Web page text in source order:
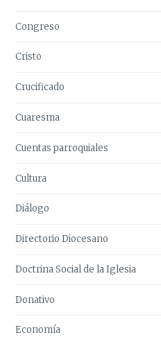
Congreso
Cristo
Crucificado
Cuaresma
Cuentas parroquiales
Cultura
Diálogo
Directorio Diocesano
Doctrina Social de la Iglesia
Donativo
Economía